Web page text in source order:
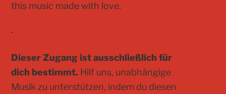
this music made with love.
•
Dieser Zugang ist ausschließlich für
dich bestimmt. Hilf uns, unabhängige
Musik zu unterstützen, indem du diesen